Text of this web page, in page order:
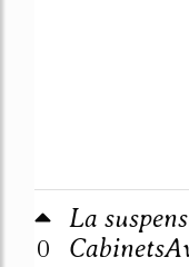
0
La